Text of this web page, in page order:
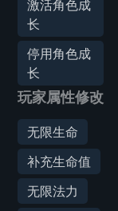
激活角色成
长
停用角色成
长
玩家属性修改
无限生命
补充生命值
无限法力